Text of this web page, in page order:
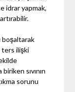
idrar yapmak,
boşaltarak
ters ilişki
sıvının
sorunu